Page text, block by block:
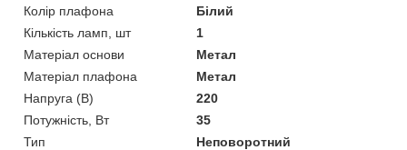
Колір плафона
Білий
Кількість ламп, шт
1
Матеріал основи
Метал
Матеріал плафона
Метал
Напруга (В)
220
Потужність, Вт
35
Тип
Неповоротний